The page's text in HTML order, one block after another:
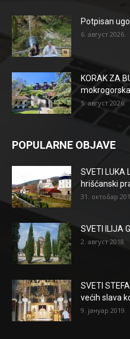
Potpisan
6. август 2026.
KORAK ZA
5. август 2026.
POPULARNE OBJAVE
SVETI LUKA
hrišćanski
31. октобар
SVETI ILIJA
2. август 2018.
SVETI
većih slava
9. јануар 2019.